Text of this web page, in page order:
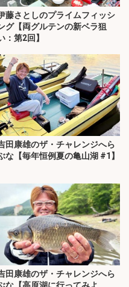
藤さとしのプライムフィッシ
グ【両グルテンの新ベラ狙
：第2回】
田康雄のザ・チャレンジへら
な【毎年恒例夏の亀山湖 #1】
田康雄のザ・チャレンジへら